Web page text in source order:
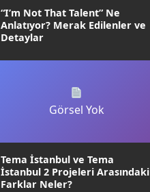
“I’m Not That Talent” Ne
Anlatıyor? Merak Edilenler ve
Detaylar
Görsel Yok
Tema İstanbul ve Tema
İstanbul 2 Projeleri Arasındaki
Farklar Neler?